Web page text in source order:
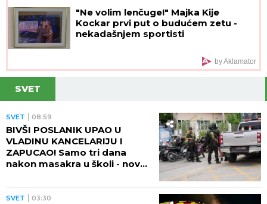
"Ne volim lenčuge!" Majka Kije
Kockar prvi put o budućem zetu -
nekadašnjem sportisti
by Aklamator
SVET
SVET 08:59
BIVŠI POSLANIK UPAO U
VLADINU KANCELARIJU I
ZAPUCAO! Samo tri dana
nakon masakra u školi - nova
SVET 03:30